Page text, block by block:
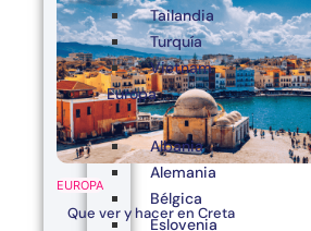
EUROPA
Que ver y hacer en Creta
Tailandia
Turquía
Vietnam
Europa
Albania
Alemania
Bélgica
Eslovenia